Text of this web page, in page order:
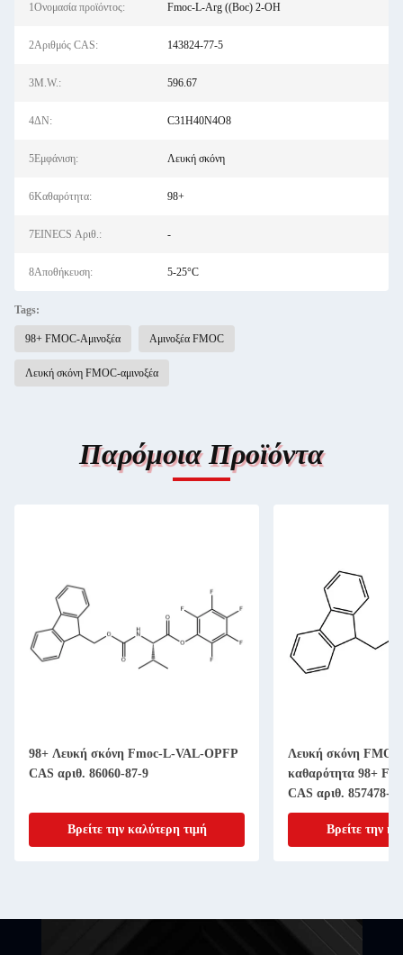
1Ονομασία προϊόντος: Fmoc-L-Arg ((Boc) 2-OH
2Αριθμός CAS: 143824-77-5
3M.W.: 596.67
4ΔΝ: C31H40N4O8
5Εμφάνιση: Λευκή σκόνη
6Καθαρότητα: 98+
7EINECS Αριθ.: -
8Αποθήκευση: 5-25°C
Tags:
98+ FMOC-Αμινοξέα Αμινοξέα FMOC
Λευκή σκόνη FMOC-αμινοξέα
Παρόμοια Προϊόντα
98+ Λευκή σκόνη Fmoc-L-VAL-OPFP
CAS αριθ. 86060-87-9
Βρείτε την καλύτερη τιμή
Λευκή σκόνη
καθαρότητα 98+
CAS αριθ. 857478-
Βρείτε την